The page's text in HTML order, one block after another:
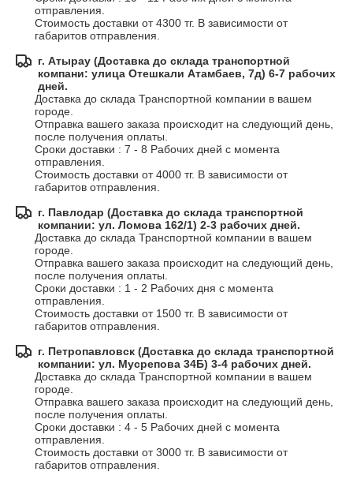
отправления.
Стоимость доставки от 4300 тг. В зависимости от
габаритов отправления.
г. Атырау (Доставка до склада транспортной
компани: улица Отешкали Атамбаев, 7д) 6-7 рабочих
дней.
Доставка до склада Транспортной компании в вашем
городе.
Отправка вашего заказа происходит на следующий день,
после получения оплаты.
Сроки доставки : 7 - 8 Рабочих дней с момента
отправления.
Стоимость доставки от 4000 тг. В зависимости от
габаритов отправления.
г. Павлодар (Доставка до склада транспортной
компании: ул. Ломова 162/1) 2-3 рабочих дней.
Доставка до склада Транспортной компании в вашем
городе.
Отправка вашего заказа происходит на следующий день,
после получения оплаты.
Сроки доставки : 1 - 2 Рабочих дня с момента
отправления.
Стоимость доставки от 1500 тг. В зависимости от
габаритов отправления.
г. Петропавловск (Доставка до склада транспортной
компании: ул. Мусрепова 34Б) 3-4 рабочих дней.
Доставка до склада Транспортной компании в вашем
городе.
Отправка вашего заказа происходит на следующий день,
после получения оплаты.
Сроки доставки : 4 - 5 Рабочих дней с момента
отправления.
Стоимость доставки от 3000 тг. В зависимости от
габаритов отправления.